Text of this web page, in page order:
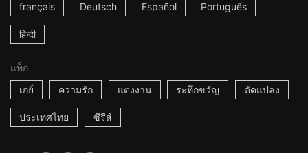
français Deutsch Español Português
हिन्दी
แท็ก
เกย์
ความรัก แต่งงาน ระทึกขวัญ ดัดแปลง
ประเทศไทย ซีรีส์